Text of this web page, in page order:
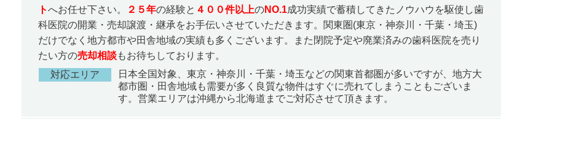
トへお任せ下さい。 ２５年の経験と ４００件以上のNO.1成功実績で蓄積してきたノウハウを駆使し歯
科医院の開業・売却譲渡・継承をお手伝いさせていただきます。関東圏(東京・神奈川・千葉・埼玉)
だけでなく地方都市や田舎地域の実績も多くございます。また閉院予定や廃業済みの歯科医院を売り
たい方の売却相談もお待ちしております。
対応エリア
日本全国対象、東京・神奈川・千葉・埼玉などの関東首都圏が多いですが、地方大
都市圏・田舎地域も需要が多く良質な物件はすぐに売れてしまうこともございま
す。営業エリアは沖縄から北海道までご対応させて頂きます。